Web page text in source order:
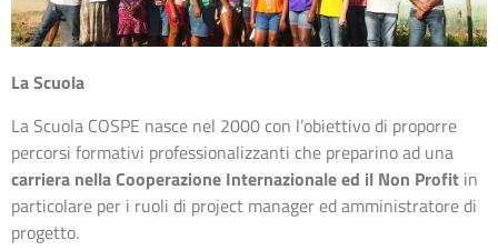
LaScuola
La Scuola COSPE nasce nel 2000 con l’obiettivo di proporre
percorsi formativi professionalizzanti che preparino ad una
carriera nella Cooperazione Internazionale ed il Non Profit in
particolare per i ruoli di project manager ed amministratore di
progetto.